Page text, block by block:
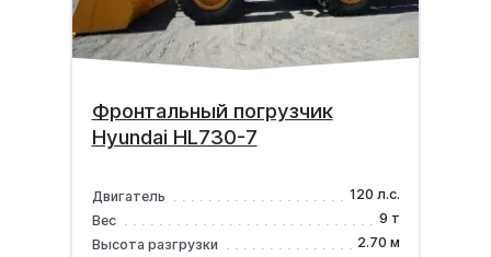
Фронтальный погрузчик
Hyundai HL730-7
Двигатель
120 л.с.
Вес
9 т
Высота разгрузки
2.70 м